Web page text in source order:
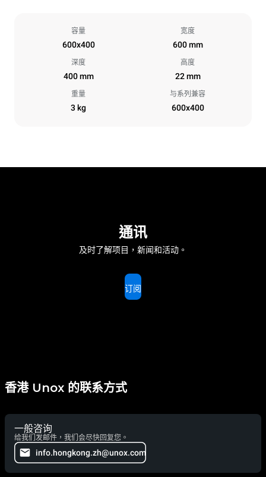
容量
600x400
宽度
600 mm
深度
400 mm
高度
22 mm
重量
3 kg
与系列兼容
600x400
通讯
及时了解项目，新闻和活动。
订阅
香港 Unox 的联系方式
一般咨询
给我们发邮件，我们会尽快回复您。
info.hongkong.zh@unox.com